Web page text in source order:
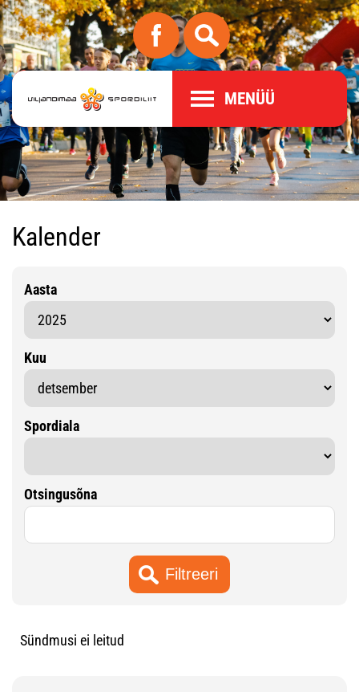
MENÜÜ
Kalender
Aasta
Kuu
Spordiala
Otsingusõna
Sündmusi ei leitud